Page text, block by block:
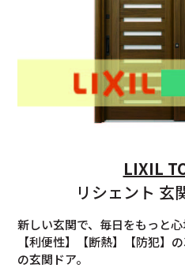
LIXIL
リシェント 玄
新しい玄関で、毎日をもっと心
【利便性】【断熱】【防犯】
の玄関ドア。